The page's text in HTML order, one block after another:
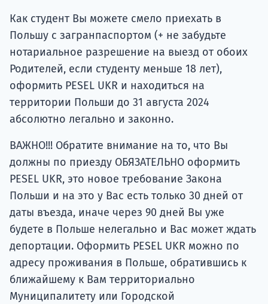
Как студент Вы можете смело приехать в
Польшу с загранпаспортом (+ не забудьте
нотариальное разрешение на выезд от обоих
Родителей, если студенту меньше 18 лет),
оформить PESEL UKR и находиться на
территории Польши до 31 августа 2024
абсолютно легально и законно.
ВАЖНО!!! Обратите внимание на то, что Вы
должны по приезду ОБЯЗАТЕЛЬНО оформить
PESEL UKR, это новое требование Закона
Польши и на это у Вас есть только 30 дней от
даты въезда, иначе через 90 дней Вы уже
будете в Польше нелегально и Вас может ждать
депортации. Оформить PESEL UKR можно по
адресу проживания в Польше, обратившись к
ближайшему к Вам территориально
Муниципалитету или Городской